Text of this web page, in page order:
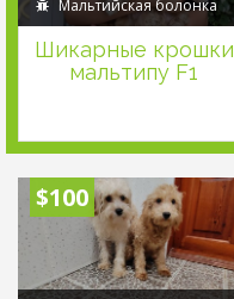
Мальтийская болонка
Шикарные крошки
мальтипу F1
$100